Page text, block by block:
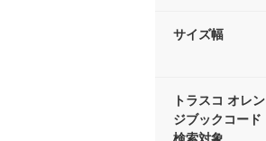
サイズ幅
トラスコ オレン
ジブックコード
検索対象